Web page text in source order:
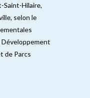
Saint-Hilaire,
selon le
de Parcs